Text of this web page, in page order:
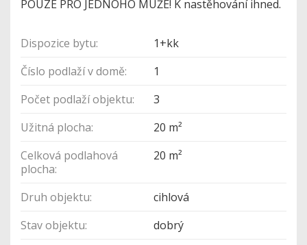
POUZE PRO JEDNOHO MUŽE! K nastěhování ihned.
Dispozice bytu:
1+kk
Číslo podlaží v domě:
1
Počet podlaží objektu:
3
Užitná plocha:
20 m²
Celková podlahová
plocha:
20 m²
Druh objektu:
cihlová
Stav objektu:
dobrý